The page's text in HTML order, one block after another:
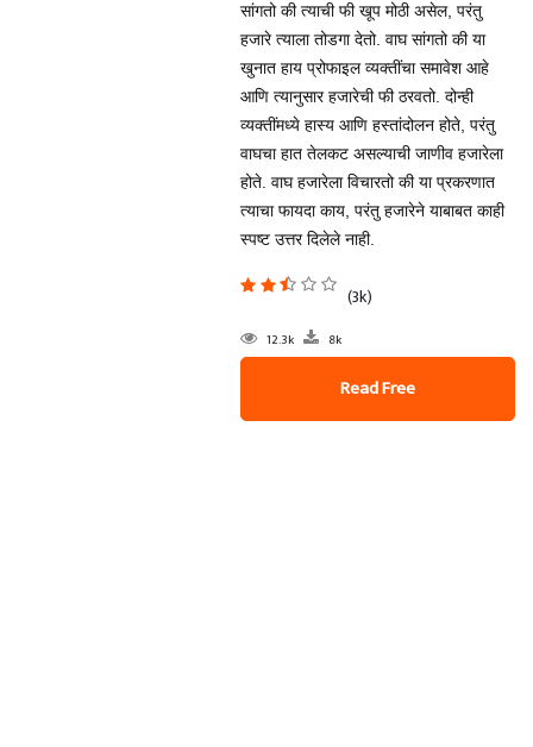
सांगतो की त्याची फी खूप मोठी असेल, परंतु
हजारे त्याला तोडगा देतो. वाघ सांगतो की या
खुनात हाय प्रोफाइल व्यक्तींचा समावेश आहे
आणि त्यानुसार हजारेची फी ठरवतो. दोन्ही
व्यक्तींमध्ये हास्य आणि हस्तांदोलन होते, परंतु
वाघचा हात तेलकट असल्याची जाणीव हजारेला
होते. वाघ हजारेला विचारतो की या प्रकरणात
त्याचा फायदा काय, परंतु हजारेने याबाबत काही
स्पष्ट उत्तर दिलेले नाही.
(3k)
12.3k 8k
Read Free